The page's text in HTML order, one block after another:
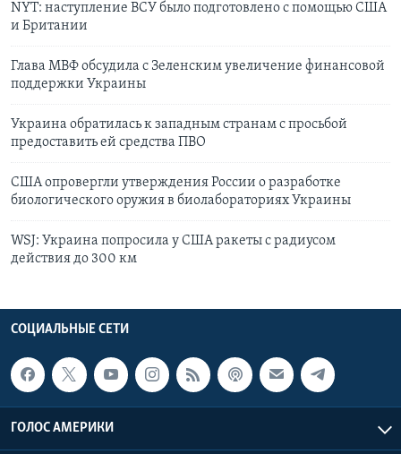
NYT: наступление ВСУ было подготовлено с помощью США
и Британии
Глава МВФ обсудила с Зеленским увеличение финансовой
поддержки Украины
Украина обратилась к западным странам с просьбой
предоставить ей средства ПВО
США опровергли утверждения России о разработке
биологического оружия в биолабораториях Украины
WSJ: Украина попросила у США ракеты с радиусом
действия до 300 км
СОЦИАЛЬНЫЕ СЕТИ
ГОЛОС АМЕРИКИ